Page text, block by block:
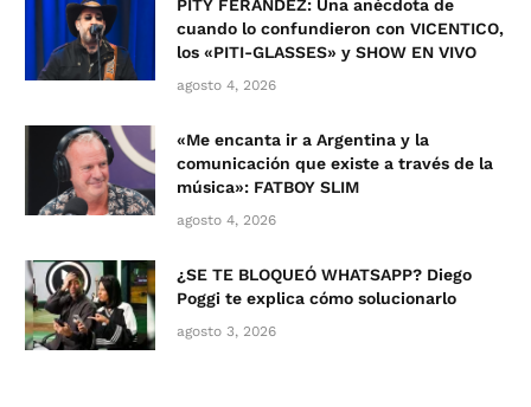
PITY FERÁNDEZ: Una anécdota de
cuando lo confundieron con VICENTICO,
los «PITI-GLASSES» y SHOW EN VIVO
agosto 4, 2026
«Me encanta ir a Argentina y la
comunicación que existe a través de la
música»: FATBOY SLIM
agosto 4, 2026
¿SE TE BLOQUEÓ WHATSAPP? Diego
Poggi te explica cómo solucionarlo
agosto 3, 2026